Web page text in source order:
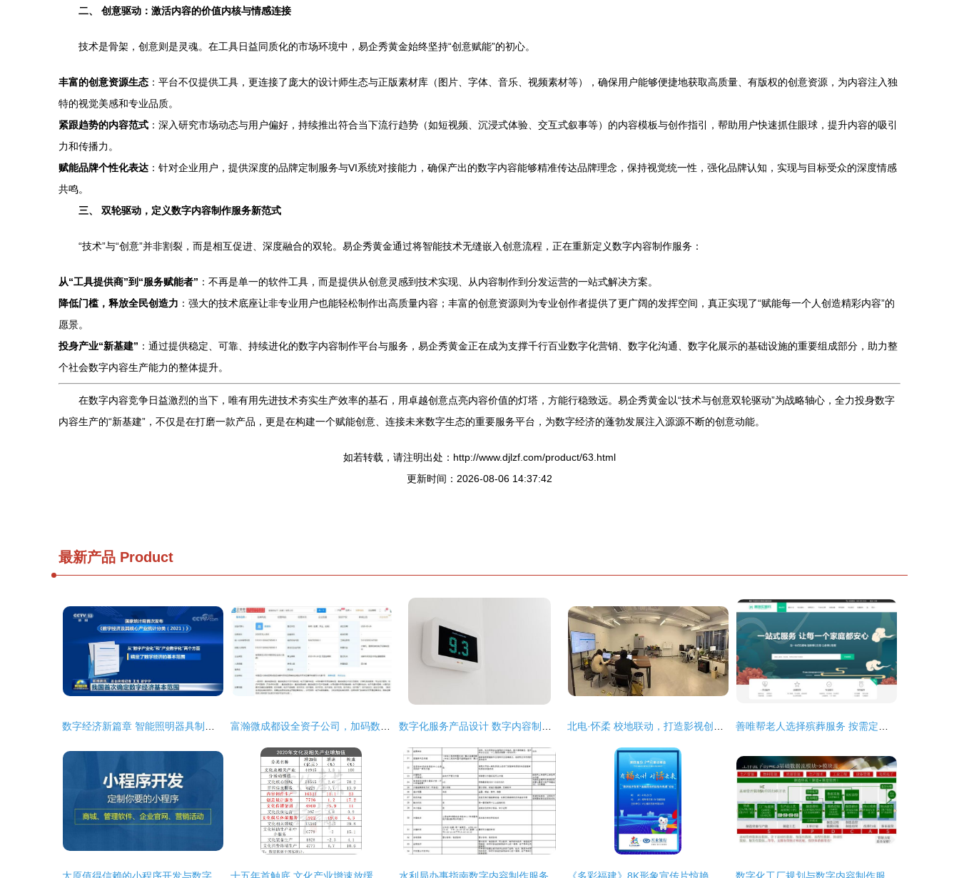
二、 创意驱动：激活内容的价值内核与情感连接
技术是骨架，创意则是灵魂。在工具日益同质化的市场环境中，易企秀黄金始终坚持“创意赋能”的初心。
丰富的创意资源生态 ：平台不仅提供工具，更连接了庞大的设计师生态与正版素材库（图片、字体、音乐、视频素材等），确保用户能够便捷地获取高质量、有版权的创意资源，为内容注入独
特的视觉美感和专业品质。
紧跟趋势的内容范式 ：深入研究市场动态与用户偏好，持续推出符合当下流行趋势（如短视频、沉浸式体验、交互式叙事等）的内容模板与创作指引，帮助用户快速抓住眼球，提升内容的吸引
力和传播力。
赋能品牌个性化表达 ：针对企业用户，提供深度的品牌定制服务与VI系统对接能力，确保产出的数字内容能够精准传达品牌理念，保持视觉统一性，强化品牌认知，实现与目标受众的深度情感
共鸣。
三、 双轮驱动，定义数字内容制作服务新范式
“技术”与“创意”并非割裂，而是相互促进、深度融合的双轮。易企秀黄金通过将智能技术无缝嵌入创意流程，正在重新定义数字内容制作服务：
从“工具提供商”到“服务赋能者” ：不再是单一的软件工具，而是提供从创意灵感到技术实现、从内容制作到分发运营的一站式解决方案。
降低门槛，释放全民创造力 ：强大的技术底座让非专业用户也能轻松制作出高质量内容；丰富的创意资源则为专业创作者提供了更广阔的发挥空间，真正实现了“赋能每一个人创造精彩内容”的
愿景。
投身产业“新基建” ：通过提供稳定、可靠、持续进化的数字内容制作平台与服务，易企秀黄金正在成为支撑千行百业数字化营销、数字化沟通、数字化展示的基础设施的重要组成部分，助力整
个社会数字内容生产能力的整体提升。
在数字内容竞争日益激烈的当下，唯有用先进技术夯实生产效率的基石，用卓越创意点亮内容价值的灯塔，方能行稳致远。易企秀黄金以“技术与创意双轮驱动”为战略轴心，全力投身数字
内容生产的“新基建”，不仅是在打磨一款产品，更是在构建一个赋能创意、连接未来数字生态的重要服务平台，为数字经济的蓬勃发展注入源源不断的创意动能。
如若转载，请注明出处：http://www.djlzf.com/product/63.html
更新时间：2026-08-06 14:37:42
最新产品 Product